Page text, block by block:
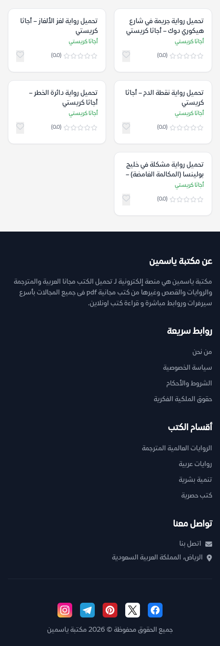
تحميل رواية جريمة في شارع
هيكوري دوك – أجاثا كريستي
أجاثا كريستي
(0.0)
تحميل رواية لغز الألغاز – أجاثا
كريستي
أجاثا كريستي
(0.0)
تحميل رواية نقطة الدم – أجاثا
كريستي
أجاثا كريستي
(0.0)
تحميل رواية دائرة الخطر –
أجاثا كريستي
أجاثا كريستي
(0.0)
تحميل رواية مشكلة في خليج
بولينسا (المكالمة الغامضة‬) –
أجاثا كريستي
أجاثا كريستي
(0.0)
عن مكتبة ياسمين
مكتبة ياسمين هي منصة إلكترونية لـ تحميل الكتب مجانا العربية والمترجمة
والروايات والقصص وغيرها من كتب مجانية pdf فى جميع المجالات بأسرع
سيرفرات وروابط مباشرة و قراءة كتب اونلاين.
روابط سريعة
من نحن
سياسة الخصوصية
الشروط والأحكام
حقوق الملكية الفكرية
أقسام الكتب
الروايات العالمية المترجمة
روايات عربية
تنمية بشرية
كتب حصرية
تواصل معنا
اتصل بنا
الرياض، المملكة العربية السعودية
جميع الحقوق محفوظة © 2026 مكتبة ياسمين